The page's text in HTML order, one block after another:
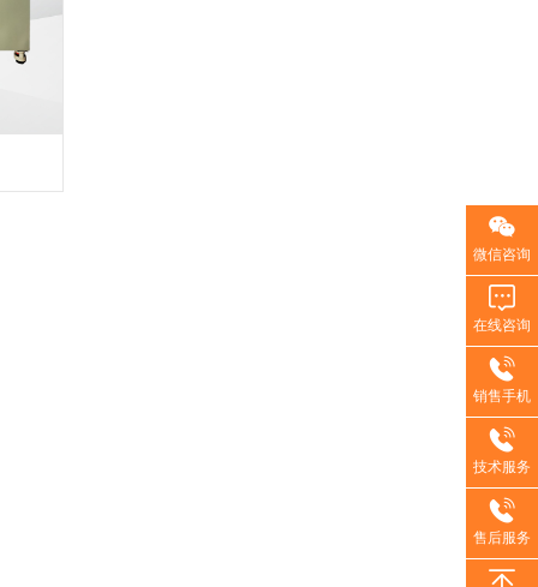
微信咨询
在线咨询
销售手机
技术服务
售后服务